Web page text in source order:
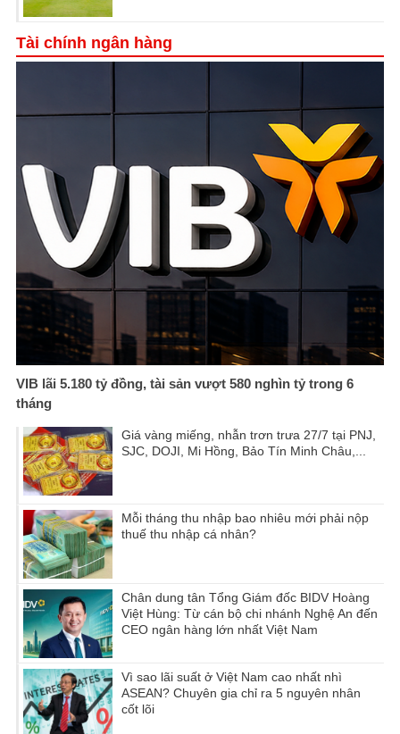
Tài chính ngân hàng
VIB lãi 5.180 tỷ đồng, tài sản vượt 580 nghìn tỷ trong 6
tháng
Giá vàng miếng, nhẫn trơn trưa 27/7 tại PNJ,
SJC, DOJI, Mi Hồng, Bảo Tín Minh Châu,...
Mỗi tháng thu nhập bao nhiêu mới phải nộp
thuế thu nhập cá nhân?
Chân dung tân Tổng Giám đốc BIDV Hoàng
Việt Hùng: Từ cán bộ chi nhánh Nghệ An đến
CEO ngân hàng lớn nhất Việt Nam
Vì sao lãi suất ở Việt Nam cao nhất nhì
ASEAN? Chuyên gia chỉ ra 5 nguyên nhân
cốt lõi